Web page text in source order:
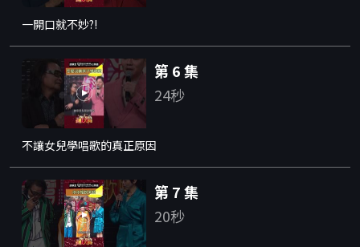
一開口就不妙?!
第 6 集
24秒
不讓女兒學唱歌的真正原因
第 7 集
20秒